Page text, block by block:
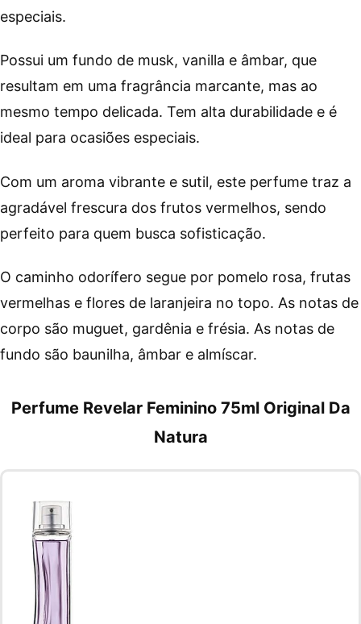
especiais.
Possui um fundo de musk, vanilla e âmbar, que
resultam em uma fragrância marcante, mas ao
mesmo tempo delicada. Tem alta durabilidade e é
ideal para ocasiões especiais.
Com um aroma vibrante e sutil, este perfume traz a
agradável frescura dos frutos vermelhos, sendo
perfeito para quem busca sofisticação.
O caminho odorífero segue por pomelo rosa, frutas
vermelhas e flores de laranjeira no topo. As notas de
corpo são muguet, gardênia e frésia. As notas de
fundo são baunilha, âmbar e almíscar.
Perfume Revelar Feminino 75ml Original Da
Natura